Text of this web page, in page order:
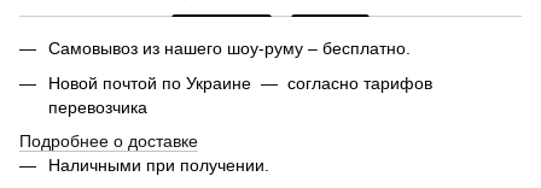
Самовывоз из нашего шоу-руму – бесплатно.
Новой почтой по Украине — согласно тарифов
перевозчика
Подробнее о доставке
Наличными при получении.